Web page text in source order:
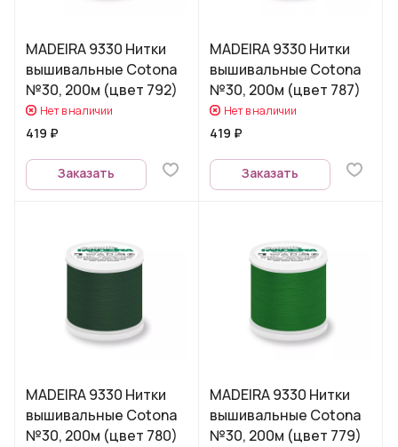
MADEIRA 9330 Нитки
вышивальные Cotona
№30, 200м (цвет 792)
Нет в наличии
419 ₽
Заказать
MADEIRA 9330 Нитки
вышивальные Cotona
№30, 200м (цвет 787)
Нет в наличии
419 ₽
Заказать
MADEIRA 9330 Нитки
вышивальные Cotona
№30, 200м (цвет 780)
MADEIRA 9330 Нитки
вышивальные Cotona
№30, 200м (цвет 779)